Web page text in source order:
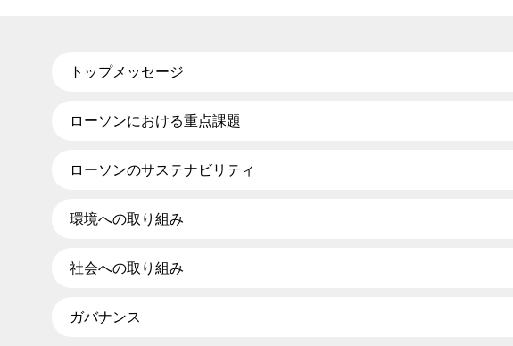
トップメッセージ
ローソンにおける重点課題
ローソンのサステナビリティ
環境への取り組み
社会への取り組み
ガバナンス